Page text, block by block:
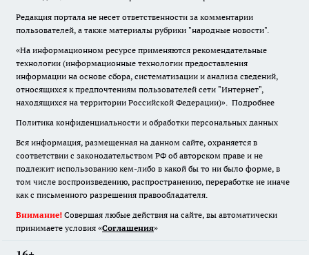
Редакция портала не несет ответственности за комментарии
пользователей, а также материалы рубрики "народные новости".
«На информационном ресурсе применяются рекомендательные
технологии (информационные технологии предоставления
информации на основе сбора, систематизации и анализа сведений,
относящихся к предпочтениям пользователей сети "Интернет",
находящихся на территории Российской Федерации)». Подробнее
Политика конфиденциальности и обработки персональных данных
Вся информация, размещенная на данном сайте, охраняется в
соответствии с законодательством РФ об авторском праве и не
подлежит использованию кем-либо в какой бы то ни было форме, в
том числе воспроизведению, распространению, переработке не иначе
как с письменного разрешения правообладателя.
Внимание! Совершая любые действия на сайте, вы автоматически
принимаете условия «Cоглашения»